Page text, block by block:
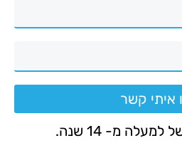
איתי קשר
מ- 14 שנה.